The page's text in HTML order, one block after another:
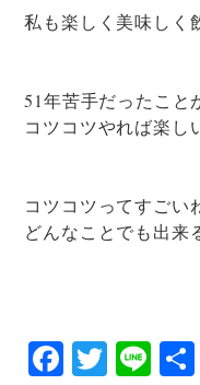
私も楽しく美味しく
51年苦手だったこと
コツコツやれば楽し
コツコツってすごい
どんなことでも出来
F T Li